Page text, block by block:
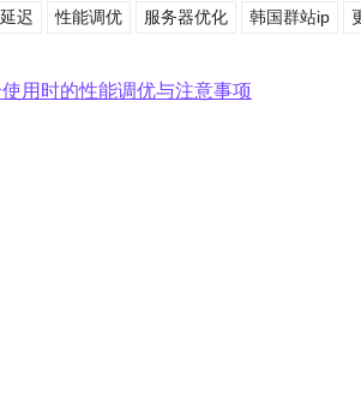
延迟 性能调优 服务器优化 韩国群站ip
用时的性能调优与注意事项